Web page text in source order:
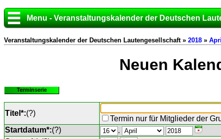
Menu - Veranstaltungskalender der Deutschen
Veranstaltungskalender der Deutschen Lautengesellschaft » 2018 »
Neuen
Terminserie
Titel*:(?)
Termin nur für Mitglieder der
Startdatum*:(?)
.